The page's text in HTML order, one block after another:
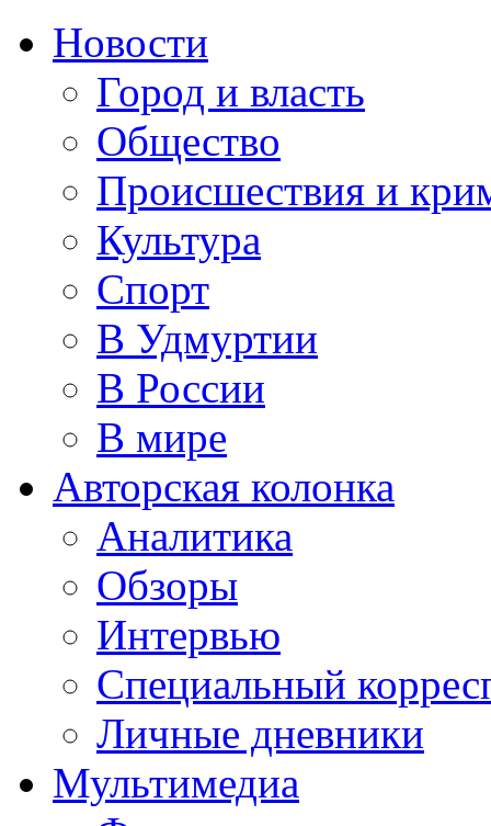
Новости
Город и власть
Общество
Происшествия и
Культура
Спорт
В Удмуртии
В России
В мире
Авторская колонка
Аналитика
Обзоры
Интервью
Специальный
Личные дневники
Мультимедиа